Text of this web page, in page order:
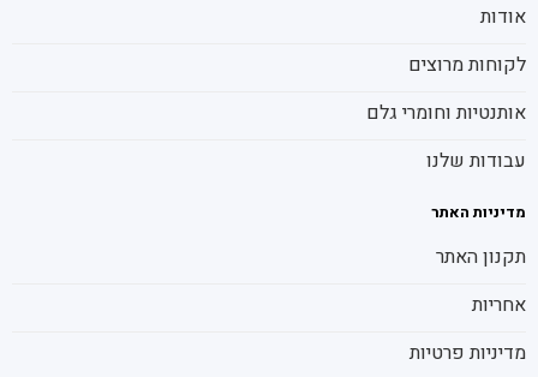
אודות
לקוחות מרוצים
אותנטיות וחומרי גלם
עבודות שלנו
מדיניות האתר
תקנון האתר
אחריות
מדיניות פרטיות